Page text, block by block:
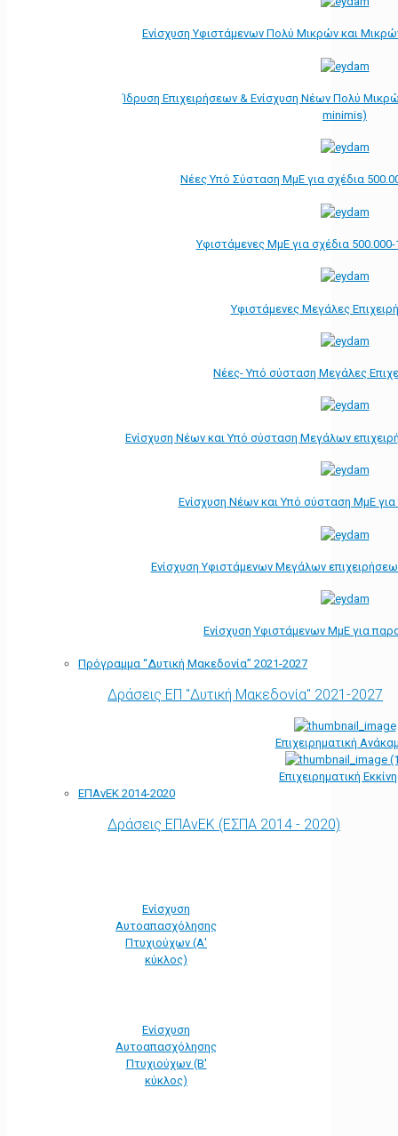
Ενίσχυση Υφιστάμενων Πολύ Μικρών και
Ίδρυση Επιχειρήσεων & Ενίσχυση Νέων Πολύ
minimis)
Νέες Υπό Σύσταση ΜμΕ για σχέδια
Υφιστάμενες ΜμΕ για σχέδια
Υφιστάμενες Μεγάλες
Νέες- Υπό σύσταση Μεγάλες
Ενίσχυση Νέων και Υπό σύσταση Μεγάλων
Ενίσχυση Νέων και Υπό σύσταση ΜμΕ
Ενίσχυση Υφιστάμενων Μεγάλων
Ενίσχυση Υφιστάμενων ΜμΕ για
Πρόγραμμα “Δυτική Μακεδονία” 2021-2027
Δράσεις ΕΠ "Δυτική Μακεδονία" 2021-2027
Επιχειρηματική
Επιχειρηματική
ΕΠΑνΕΚ 2014-2020
Δράσεις ΕΠΑνΕΚ (ΕΣΠΑ 2014 - 2020)
Ενίσχυση
Αυτοαπασχόλησης
Πτυχιούχων (Α'
κύκλος)
Ενίσχυση
Αυτοαπασχόλησης
Πτυχιούχων (Β'
κύκλος)